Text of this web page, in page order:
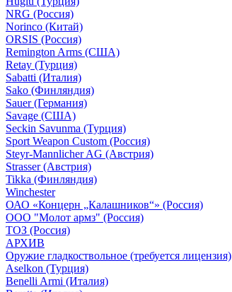
NRG (Россия)
Norinco (Китай)
ORSIS (Россия)
Remington Arms (США)
Retay (Турция)
Sabatti (Италия)
Sako (Финляндия)
Sauer (Германия)
Savage (США)
Seckin Savunma (Турция)
Sport Weapon Custom (Россия)
Steyr-Mannlicher AG (Австрия)
Strasser (Австрия)
Tikka (Финляндия)
Winchester
ОАО «Концерн „Калашников“» (Россия)
ООО "Молот армз" (Россия)
ТОЗ (Россия)
АРХИВ
Оружие гладкоствольное (требуется лицензия)
Aselkon (Турция)
Benelli Armi (Италия)